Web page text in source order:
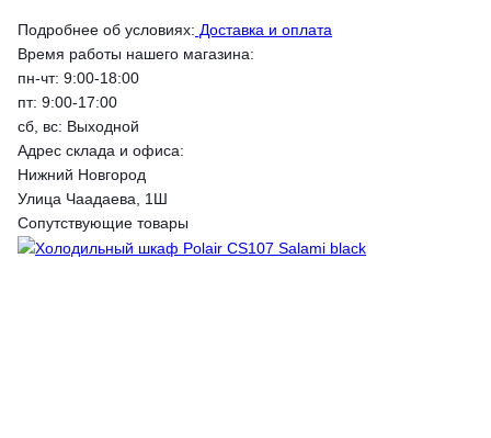
Подробнее об условиях: Доставка и оплата
Время работы нашего магазина:
пн-чт: 9:00-18:00
пт: 9:00-17:00
сб, вс: Выходной
Адрес склада и офиса:
Нижний Новгород
Улица Чаадаева, 1Ш
Сопутствующие товары